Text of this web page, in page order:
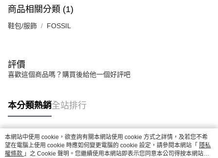
商品相關分類 (1)
鞋包/服飾 FOSSIL
評價
喜歡這個商品嗎？購買後給他一個好評吧
本分類熱銷全站排行
熱門標籤
本網站中使用 cookie，欲查詢有關本網站使用 cookie 方式之詳情，及若您不希
望在電腦上使用 cookie 時應如何變更電腦的 cookie 設定，請參閱本網站「 隱私
權條款 」之 Cookie 聲明。您繼續使用本網站即表示您同意本公司得按本網站使